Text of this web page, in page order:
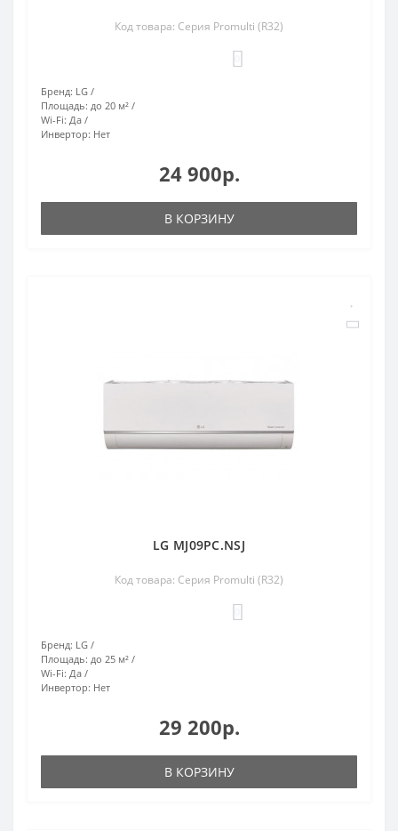
Код товара: Серия Promulti (R32)
Бренд: LG
Площадь: до 20 м²
Wi-Fi: Да
Инвертор: Нет
24 900р.
В КОРЗИНУ
LG MJ09PC.NSJ
Код товара: Серия Promulti (R32)
Бренд: LG
Площадь: до 25 м²
Wi-Fi: Да
Инвертор: Нет
29 200р.
В КОРЗИНУ